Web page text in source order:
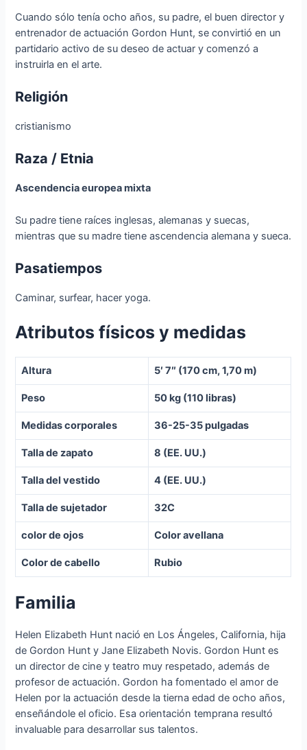
Cuando sólo tenía ocho años, su padre, el buen director y
entrenador de actuación Gordon Hunt, se convirtió en un
partidario activo de su deseo de actuar y comenzó a
instruirla en el arte.
Religión
cristianismo
Raza / Etnia
Ascendencia europea mixta
Su padre tiene raíces inglesas, alemanas y suecas,
mientras que su madre tiene ascendencia alemana y sueca.
Pasatiempos
Caminar, surfear, hacer yoga.
Atributos físicos y medidas
Altura 5′ 7″ (170 cm, 1,70 m)
Peso 50 kg (110 libras)
Medidas corporales 36-25-35 pulgadas
Talla de zapato 8 (EE. UU.)
Talla del vestido 4 (EE. UU.)
Talla de sujetador 32C
color de ojos Color avellana
Color de cabello Rubio
Familia
Helen Elizabeth Hunt nació en Los Ángeles, California, hija
de Gordon Hunt y Jane Elizabeth Novis. Gordon Hunt es
un director de cine y teatro muy respetado, además de
profesor de actuación. Gordon ha fomentado el amor de
Helen por la actuación desde la tierna edad de ocho años,
enseñándole el oficio. Esa orientación temprana resultó
invaluable para desarrollar sus talentos.